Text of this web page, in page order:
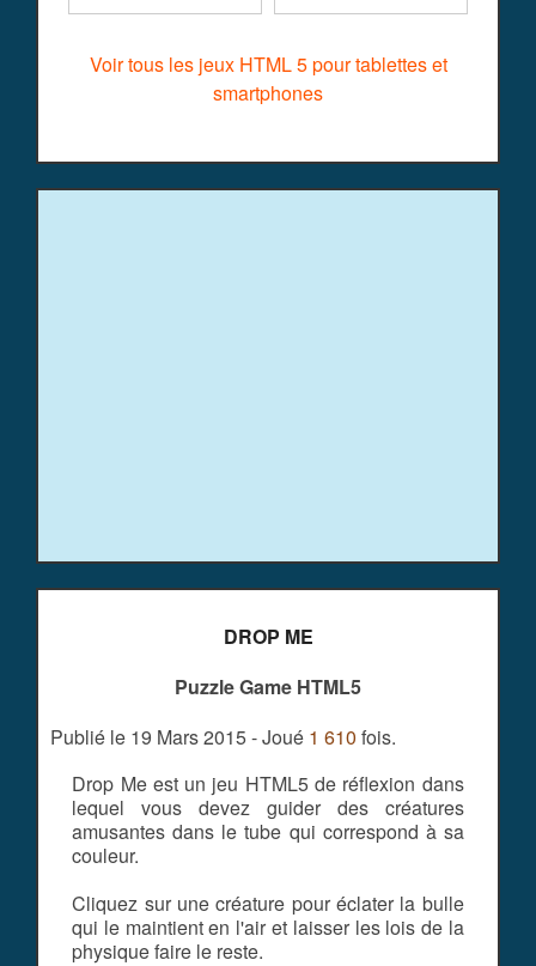
Voir tous les jeux HTML 5 pour tablettes et
smartphones
DROP ME
Puzzle Game HTML5
Publié le 19 Mars 2015 - Joué 1 610 fois.
Drop Me est un jeu HTML5 de réflexion dans
lequel vous devez guider des créatures
amusantes dans le tube qui correspond à sa
couleur.
Cliquez sur une créature pour éclater la bulle
qui le maintient en l'air et laisser les lois de la
physique faire le reste.